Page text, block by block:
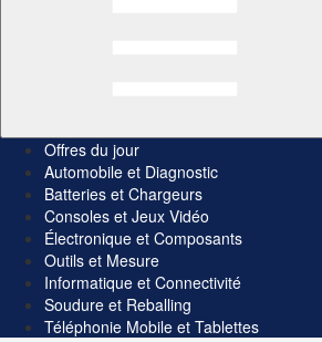
Offres du jour
Automobile et Diagnostic
Batteries et Chargeurs
Consoles et Jeux Vidéo
Électronique et Composants
Outils et Mesure
Informatique et Connectivité
Soudure et Reballing
Téléphonie Mobile et Tablettes